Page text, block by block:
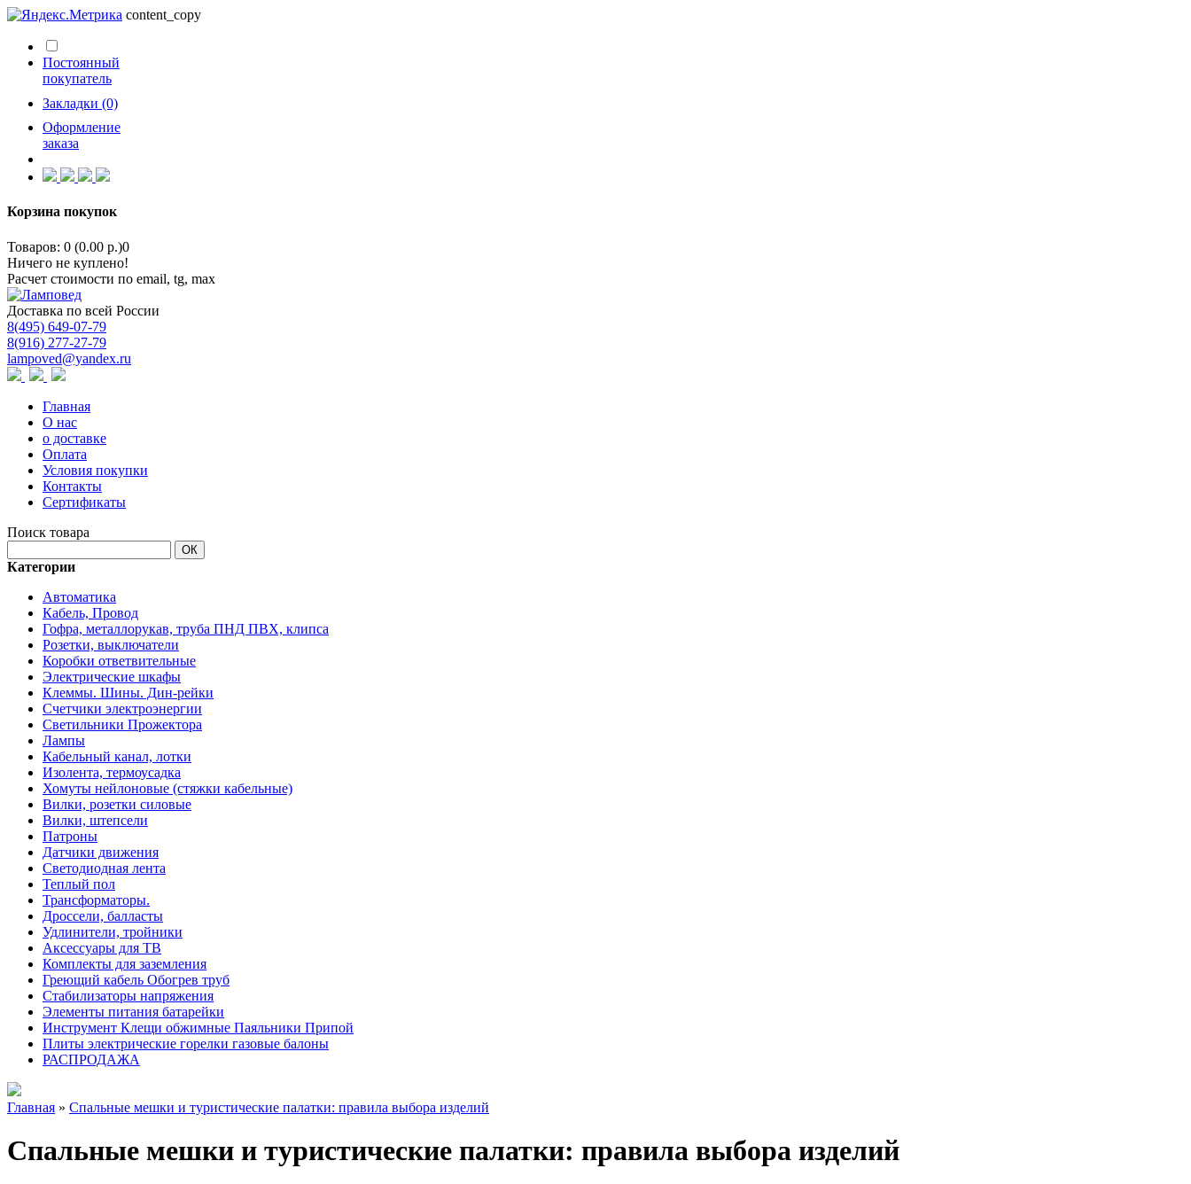
content_copy
Постоянный
покупатель
Закладки (0)
Оформление
заказа
Корзина покупок
Товаров: 0 (0.00 р.)0
Ничего не куплено!
Расчет стоимости по email, tg, max
Доставка по всей России
8(495) 649-07-79
8(916) 277-27-79
lampoved@yandex.ru
Главная
О нас
о доставке
Оплата
Условия покупки
Контакты
Сертификаты
Поиск товара
ОК
Категории
Автоматика
Кабель, Провод
Гофра, металлорукав, труба ПНД ПВХ, клипса
Розетки, выключатели
Коробки ответвительные
Электрические шкафы
Клеммы. Шины. Дин-рейки
Счетчики электроэнергии
Светильники Прожектора
Лампы
Кабельный канал, лотки
Изолента, термоусадка
Хомуты нейлоновые (стяжки кабельные)
Вилки, розетки силовые
Вилки, штепсели
Патроны
Датчики движения
Светодиодная лента
Теплый пол
Трансформаторы.
Дроссели, балласты
Удлинители, тройники
Аксессуары для ТВ
Комплекты для заземления
Греющий кабель Обогрев труб
Стабилизаторы напряжения
Элементы питания батарейки
Инструмент Клещи обжимные Паяльники Припой
Плиты электрические горелки газовые балоны
РАСПРОДАЖА
Главная » Спальные мешки и туристические палатки: правила выбора изделий
Спальные мешки и туристические палатки: правила выбора изделий